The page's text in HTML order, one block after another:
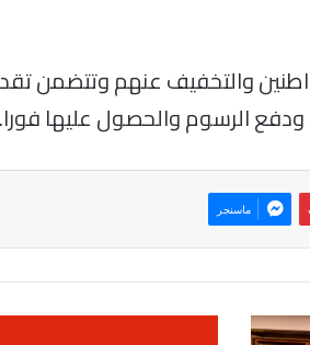
والتخفيف عنهم وتتضمن
ودفع الرسوم والحصول عليها فورا.
ماسنجر